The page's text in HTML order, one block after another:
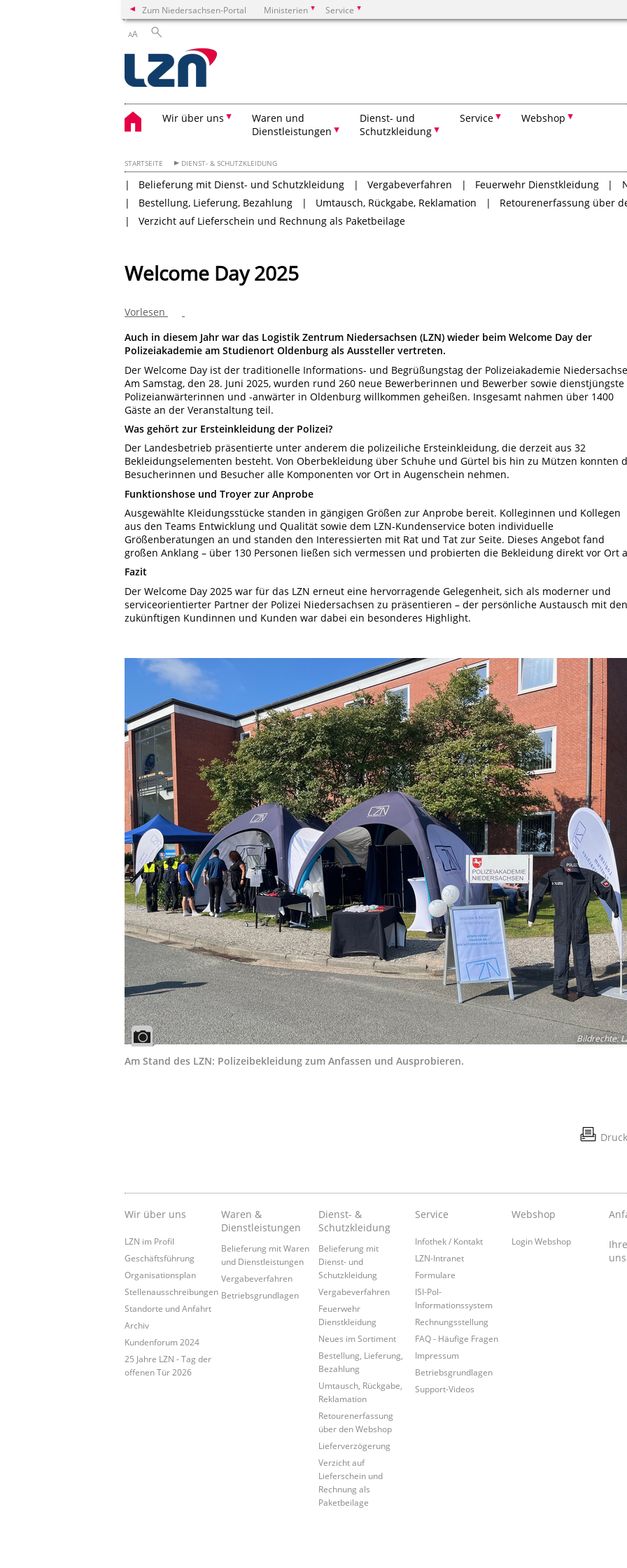
Zum Niedersachsen-Portal Ministerien Service
AA
Wir über uns
Waren und
Dienstleistungen
Dienst- und
Schutzkleidung
Service Webshop
STARTSEITE DIENST- & SCHUTZKLEIDUNG
Belieferung mit Dienst- und Schutzkleidung Vergabeverfahren Feuerwehr Dienstkleidung
Bestellung, Lieferung, Bezahlung
Umtausch, Rückgabe, Reklamation Retourenerfassung über
Verzicht auf Lieferschein und Rechnung als Paketbeilage
Welcome Day 2025
Vorlesen
Auch in diesem Jahr war das Logistik Zentrum Niedersachsen (LZN) wieder beim Welcome Day der
Polizeiakademie am Studienort Oldenburg als Aussteller vertreten.
Der Welcome Day ist der traditionelle Informations- und Begrüßungstag der Polizeiakademie
Am Samstag, den 28. Juni 2025, wurden rund 260 neue Bewerberinnen und Bewerber sowie dienstjüngste
Polizeianwärterinnen und -anwärter in Oldenburg willkommen geheißen. Insgesamt nahmen über 1400
Gäste an der Veranstaltung teil.
Was gehört zur Ersteinkleidung der Polizei?
Der Landesbetrieb präsentierte unter anderem die polizeiliche Ersteinkleidung, die derzeit aus 32
Bekleidungselementen besteht. Von Oberbekleidung über Schuhe und Gürtel bis hin zu Mützen konnten
Besucherinnen und Besucher alle Komponenten vor Ort in Augenschein nehmen.
Funktionshose und Troyer zur Anprobe
Ausgewählte Kleidungsstücke standen in gängigen Größen zur Anprobe bereit. Kolleginnen und Kollegen
aus den Teams Entwicklung und Qualität sowie dem LZN-Kundenservice boten individuelle
Größenberatungen an und standen den Interessierten mit Rat und Tat zur Seite. Dieses Angebot fand
großen Anklang – über 130 Personen ließen sich vermessen und probierten die Bekleidung direkt vor Ort
Fazit
Der Welcome Day 2025 war für das LZN erneut eine hervorragende Gelegenheit, sich als moderner und
serviceorientierter Partner der Polizei Niedersachsen zu präsentieren – der persönliche Austausch mit den
zukünftigen Kundinnen und Kunden war dabei ein besonderes Highlight.
Bildrechte:
Am Stand des LZN: Polizeibekleidung zum Anfassen und Ausprobieren.
Wir über uns
LZN im Profil
Geschäftsführung
Organisationsplan
Stellenausschreibungen
Standorte und Anfahrt
Archiv
Kundenforum 2024
25 Jahre LZN - Tag der
offenen Tür 2026
Waren &
Dienstleistungen
Belieferung mit Waren
und Dienstleistungen
Vergabeverfahren
Betriebsgrundlagen
Dienst- &
Schutzkleidung
Belieferung mit
Dienst- und
Schutzkleidung
Vergabeverfahren
Feuerwehr
Dienstkleidung
Neues im Sortiment
Bestellung, Lieferung,
Bezahlung
Umtausch, Rückgabe,
Reklamation
Retourenerfassung
über den Webshop
Lieferverzögerung
Verzicht auf
Lieferschein und
Rechnung als
Paketbeilage
Service
Infothek / Kontakt
LZN-Intranet
Formulare
ISI-Pol-
Informationssystem
Rechnungsstellung
FAQ - Häufige Fragen
Impressum
Betriebsgrundlagen
Support-Videos
Webshop
Login Webshop
uns